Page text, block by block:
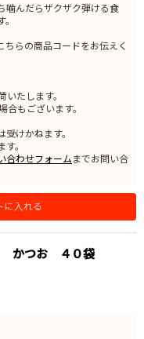
噛んだらザクザク弾ける食
らの商品コードをお伝えく
たします。
もございます。
けかねます。
。
合わせフォームまでお問い合
かつお ４０袋